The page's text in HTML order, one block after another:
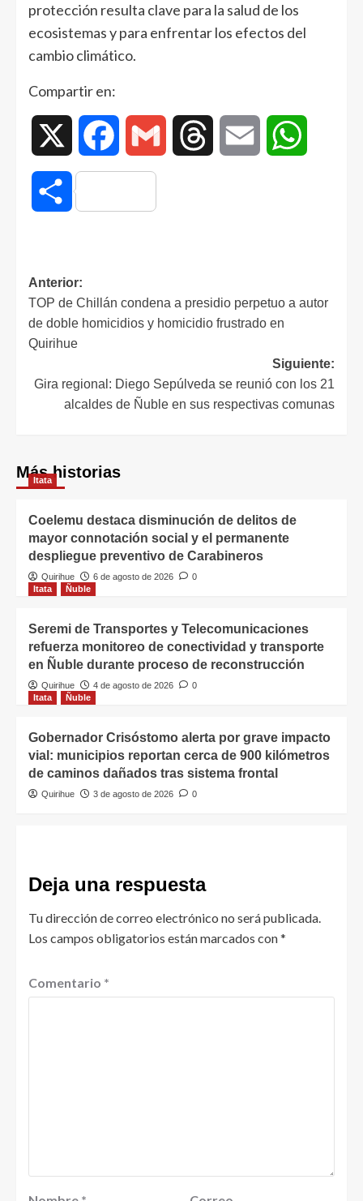
protección resulta clave para la salud de los
ecosistemas y para enfrentar los efectos del
cambio climático.
Compartir en:
Facebook Gmail Threads Email
Compartir
Anterior:
TOP de Chillán condena a presidio perpetuo a autor
de doble homicidios y homicidio frustrado en
Quirihue
Siguiente:
Gira regional: Diego Sepúlveda se reunió con los 21
alcaldes de Ñuble en sus respectivas comunas
Más historias
Itata
Coelemu destaca disminución de delitos de
mayor connotación social y el permanente
despliegue preventivo de Carabineros
Quirihue 6 de agosto de 2026
0
Itata
Ñuble
Seremi de Transportes y Telecomunicaciones
refuerza monitoreo de conectividad y transporte
en Ñuble durante proceso de reconstrucción
Quirihue 4 de agosto de 2026
0
Itata
Ñuble
Gobernador Crisóstomo alerta por grave impacto
vial: municipios reportan cerca de 900 kilómetros
de caminos dañados tras sistema frontal
Quirihue 3 de agosto de 2026 0
Deja una respuesta
Tu dirección de correo electrónico no será publicada.
Los campos obligatorios están marcados con*
Comentario *